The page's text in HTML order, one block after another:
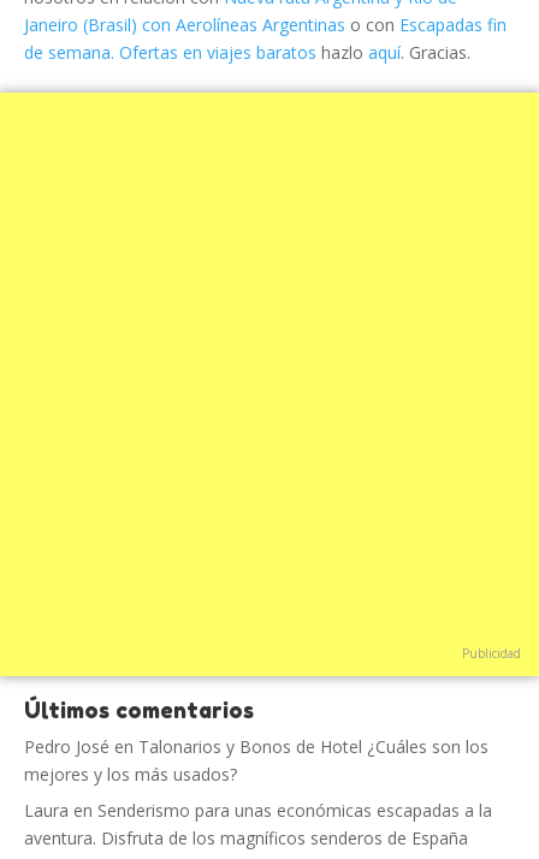
Janeiro (Brasil) con Aerolíneas Argentinas o con Escapadas fin
de semana. Ofertas en viajes baratos hazlo aquí. Gracias.
Publicidad
Últimos comentarios
Pedro José en Talonarios y Bonos de Hotel ¿Cuáles son los
mejores y los más usados?
Laura en Senderismo para unas económicas escapadas a la
aventura. Disfruta de los magníficos senderos de España